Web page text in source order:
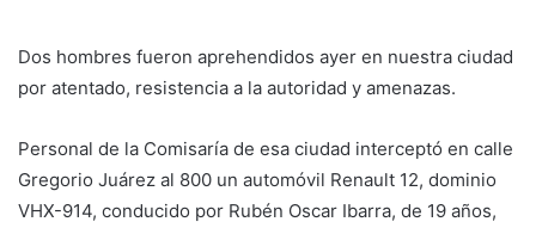
Dos hombres fueron aprehendidos ayer en nuestra ciudad
por atentado, resistencia a la autoridad y amenazas.
Personal de la Comisaría de esa ciudad interceptó en calle
Gregorio Juárez al 800 un automóvil Renault 12, dominio
VHX-914, conducido por Rubén Oscar Ibarra, de 19 años,